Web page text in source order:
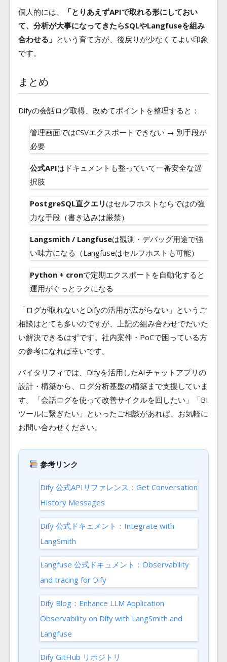
個人的には、
「とりあえずAPIで取れる形にしておい
て、分析が大事になってきたらSQLやLangfuseを組み
合わせる」 という育て方が、後戻りが少なくてよい印象
です。
まとめ
Difyの会話ログ取得、改めてポイントを整理すると：
管理画面ではCSVエクスポートできない → 別手段が
必要
公式APIはドキュメントも整っていて一番安全な選
択肢
PostgreSQL直クエリ はセルフホストならではの強
力な手段（書き込みは厳禁）
Langsmith / Langfuseは観測・デバッグ用途で強
い味方になる（Langfuseはセルフホストも可能）
Python + cronで定期エクスポートを自動化すると
運用がぐっとラクになる
「ログが取れないとDifyの活用が広がらない」というご
相談はとても多いのですが、上記の組み合わせでだいた
い解決できるはずです。社内案件・PoCで困っている方
の参考になれば幸いです。
バイタリフィでは、Difyを活用したAIチャットアプリの
設計・構築から、ログ分析基盤の構築まで支援していま
す。「会話ログを使って改善サイクルを回したい」「BI
ツールに繋ぎたい」といったご相談があれば、お気軽に
お問い合わせください。
参考リンク
Dify 公式APIリファレンス：Get Conversation
History Messages
Dify 公式ドキュメント：Integrate with
LangSmith
Langfuse 公式ドキュメント：Observability
and tracing for Dify
Dify Blog：Enhance LLM Application
Observability on Dify with LangSmith and
Langfuse
Dify GitHub リポジトリ